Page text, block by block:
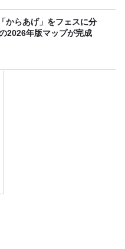
からあげ」をフェスに分
2026年版マップが完成